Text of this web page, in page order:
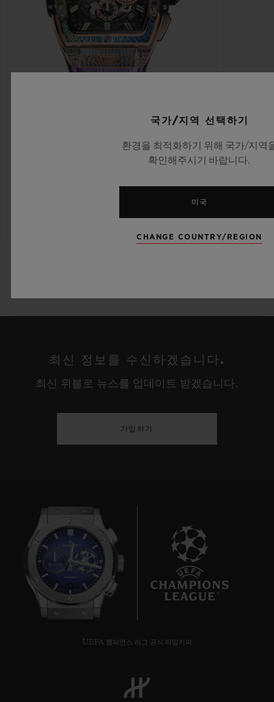
킹 골드 레인보우 42 MM
최신 정보를 수신하겠습니다.
최신 위블로 뉴스를 업데이트 받겠습니다.
가입하기
UEFA 챔피언스 리그 공식 타임키퍼
국가/지역 선택하기
환경을 최적화하기 위해 국가/지역
확인해주시기 바랍니다.
미국
CHANGE COUNTRY/REGION